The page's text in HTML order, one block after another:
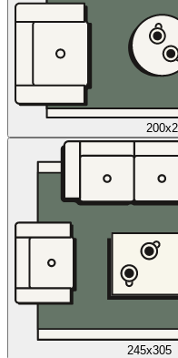
245x305